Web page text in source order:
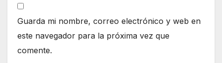
Guarda mi nombre, correo electrónico y web en
este navegador para la próxima vez que
comente.